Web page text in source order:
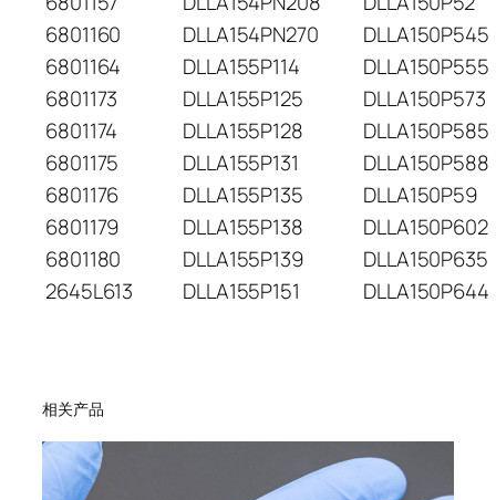
6801160
DLLA154PN270
DLLA150P545
6801164
DLLA155P114
DLLA150P555
6801173
DLLA155P125
DLLA150P573
6801174
DLLA155P128
DLLA150P585
6801175
DLLA155P131
DLLA150P588
6801176
DLLA155P135
DLLA150P59
6801179
DLLA155P138
DLLA150P602
6801180
DLLA155P139
DLLA150P635
2645L613
DLLA155P151 DLLA150P644
相关产品